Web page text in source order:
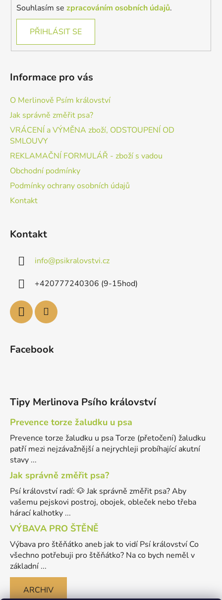
Souhlasím se zpracováním osobních údajů.
PŘIHLÁSIT SE
Informace pro vás
O Merlinově Psím království
Jak správně změřit psa?
VRÁCENÍ a VÝMĚNA zboží, ODSTOUPENÍ OD
SMLOUVY
REKLAMAČNÍ FORMULÁŘ - zboží s vadou
Obchodní podmínky
Podmínky ochrany osobních údajů
Kontakt
Kontakt
info@psikralovstvi.cz
+420777240306 (9-15hod)
Facebook
Tipy Merlinova Psího království
Prevence torze žaludku u psa
Prevence torze žaludku u psa Torze (přetočení) žaludku
patří mezi nejzávažnější a nejrychleji probíhající akutní
stavy ...
Jak správně změřit psa?
Psí království radí: 🐶 Jak správně změřit psa? Aby
vašemu pejskovi postroj, obojek, obleček nebo třeba
hárací kalhotky ...
VÝBAVA PRO ŠTĚNĚ
Výbava pro štěňátko aneb jak to vidí Psí království Co
všechno potřebuji pro štěňátko? Na co bych neměl v
základní ...
ARCHIV